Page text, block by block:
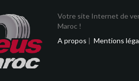
Votre site Internet de
Maroc !
A propos | Mentions